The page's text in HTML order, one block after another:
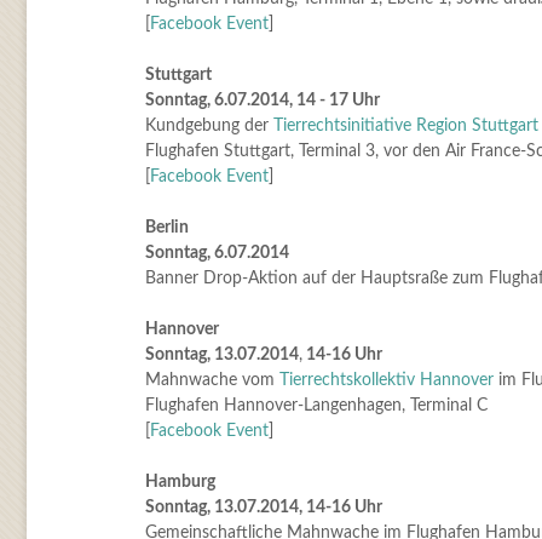
Facebook Event]
Stuttgart
Sonntag, 6.07.2014, 14 - 17 Uhr
Kundgebung der
Tierrechtsinitiative Region Stuttgart
Flughafen Stuttgart, Terminal 3, vor den Air France-
Facebook Event]
Berlin
Sonntag, 6.07.2014
Banner Drop-Aktion auf der Hauptsraße zum
Hannover
Sonntag, 13.07.2014,14-16 Uhr
Mahnwache vom
Tierrechtskollektiv Hannoverim
Flughafen Hannover-Langenhagen, Terminal C
Facebook Event]
Hamburg
Sonntag, 13.07.2014, 14-16 Uhr
Gemeinschaftliche Mahnwache im Flughafen